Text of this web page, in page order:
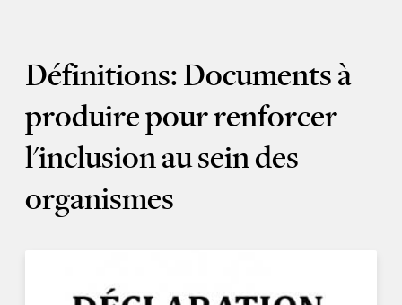
Définitions: Documents à
produire pour renforcer
l'inclusion au sein des
organismes